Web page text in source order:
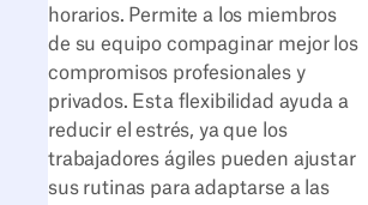
horarios. Permite a los miembros
de su equipo compaginar mejor los
compromisos profesionales y
privados. Esta flexibilidad ayuda a
reducir el estrés, ya que los
trabajadores ágiles pueden ajustar
sus rutinas para adaptarse a las